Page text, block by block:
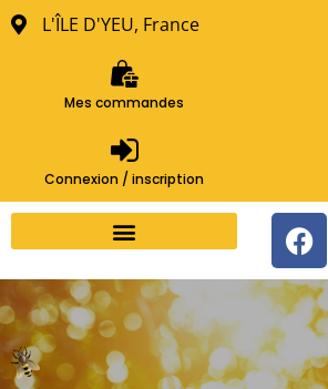
L'ÎLE D'YEU, France
Mes commandes
Connexion / inscription